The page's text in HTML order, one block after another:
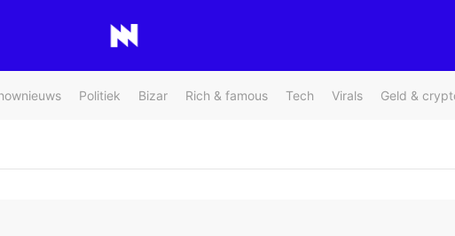
Politiek Bizar Rich & famous Tech Virals Geld &